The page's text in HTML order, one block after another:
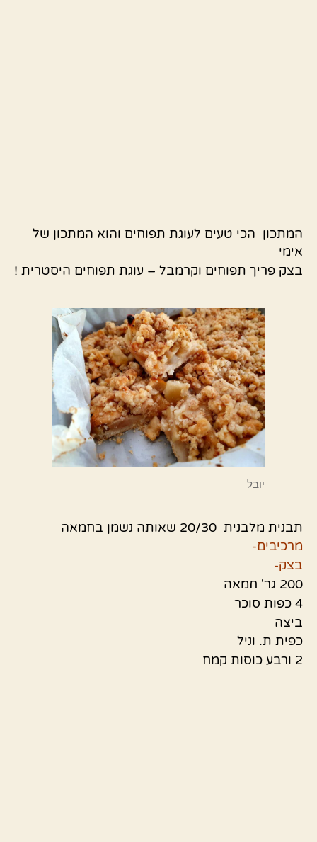
המתכון הכי טעים לעוגת תפוחים והוא המתכון של
אימי
בצק פריך תפוחים וקרמבל – עוגת תפוחים היסטרית !
יובל
תבנית מלבנית 20/30 שאותה נשמן בחמאה
מרכיבים-
בצק-
200 גר' חמאה
4 כפות סוכר
ביצה
כפית ת. וניל
2 ורבע כוסות קמח